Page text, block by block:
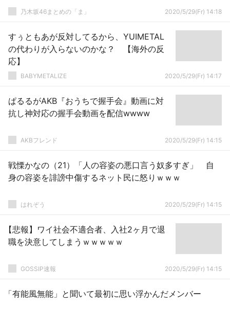
乃木坂46まとめの「ま」 2020/5/29(Fr) 14:18
すぅともあが反対してるから、YUIMETAL
の代わりが入らないのかな？ 【海外の反
応】
BABYMETALIZE 2020/5/29(Fr) 14:17
ぱるるがAKB『おうちで握手会』動画に対
抗し神対応の握手会動画を配信wwww
AKBフレンド 2020/5/29(Fr) 14:15
戦慄かなの（21）「人の容姿の悪口言う奴多すぎ」 自
身の容姿を誹謗中傷するネット民に怒りｗｗｗ
はれぞう 2020/5/29(Fr) 14:15
【悲報】ワイ社会不適合者、入社2ヶ月で退
職を決意してしまうｗｗｗｗｗ
GOSSIP速報 2020/5/29(Fr) 14:15
「有能風無能」と聞いて最初に思い浮かんだメンバー